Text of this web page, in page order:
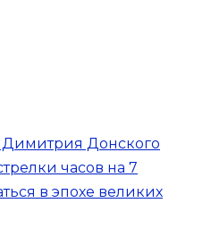
Донского
часов на 7
в эпохе великих